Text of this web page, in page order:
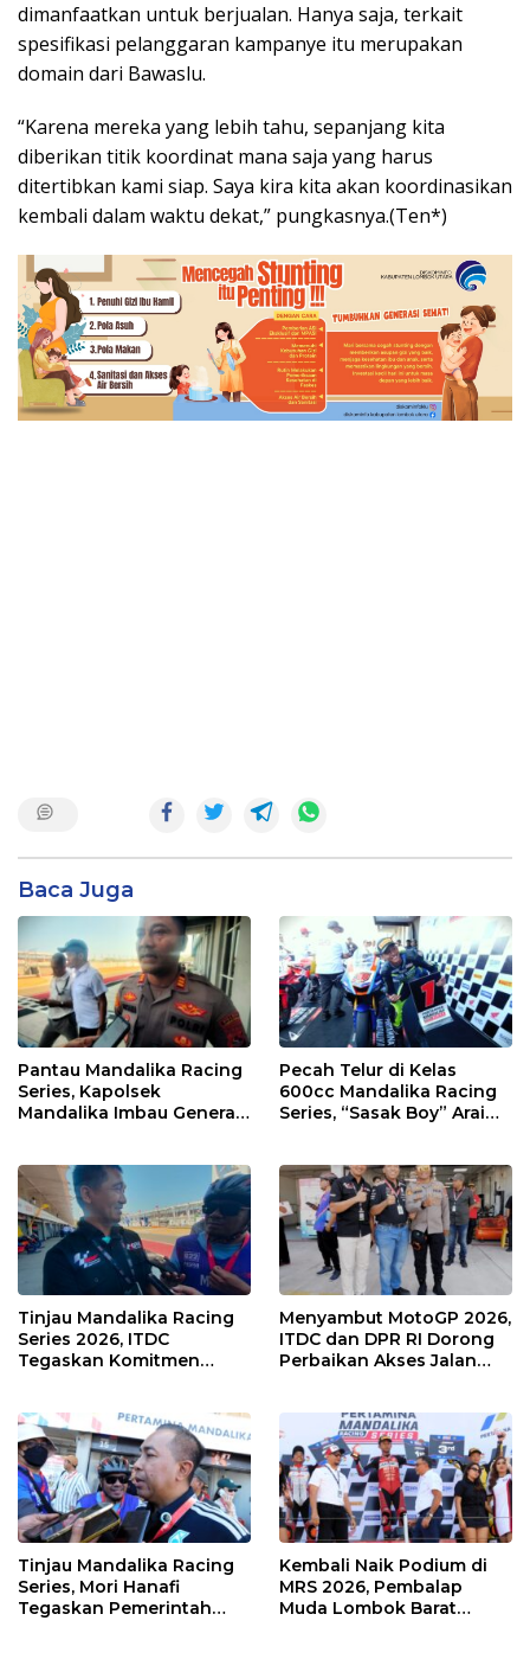
dimanfaatkan untuk berjualan. Hanya saja, terkait
spesifikasi pelanggaran kampanye itu merupakan
domain dari Bawaslu.
“Karena mereka yang lebih tahu, sepanjang kita
diberikan titik koordinat mana saja yang harus
ditertibkan kami siap. Saya kira kita akan koordinasikan
kembali dalam waktu dekat,” pungkasnya.(Ten*)
Baca Juga
Pantau Mandalika Racing
Series, Kapolsek
Mandalika Imbau Generasi
Pecah Telur di Kelas
600cc Mandalika Racing
Series, “Sasak Boy” Arai
Tinjau Mandalika Racing
Series 2026, ITDC
Tegaskan Komitmen
Kawasan
Menyambut MotoGP 2026,
ITDC dan DPR RI Dorong
Perbaikan Akses Jalan
Tinjau Mandalika Racing
Series, Mori Hanafi
Tegaskan Pemerintah
Kembali Naik Podium di
MRS 2026, Pembalap
Muda Lombok Barat